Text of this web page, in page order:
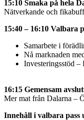
15:10 Smaka på hela
Nätverkande och
15:40 – 16:10 Valbara
Samarbete i
Nå marknaden
Investeringsstöd –
16:15 Gemensam
Mer mat från Dalarna –
Innehåll i valbara pass